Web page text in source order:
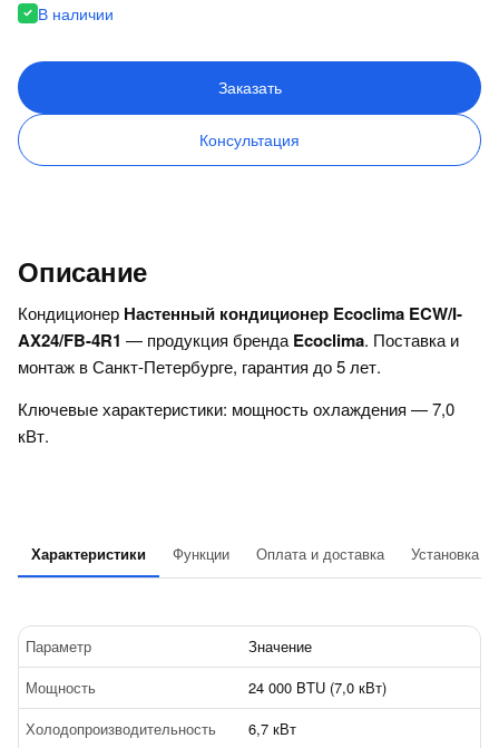
В наличии
Заказать
Консультация
Описание
Кондиционер Настенный кондиционер Ecoclima ECW/I-
AX24/FB-4R1 — продукция бренда Ecoclima. Поставка и
монтаж в Санкт-Петербурге, гарантия до 5 лет.
Ключевые характеристики: мощность охлаждения — 7,0
кВт.
Характеристики Функции Оплата и доставка Установка
Параметр
Значение
Мощность
24 000 BTU (7,0 кВт)
Холодопроизводительность
6,7 кВт